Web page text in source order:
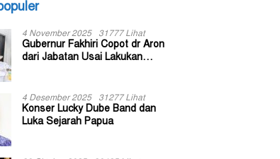
4 November 2025 31777 Lihat
Gubernur Fakhiri Copot dr Aron
dari Jabatan Usai Lakukan
4 Desember 2025 31277 Lihat
Konser Lucky Dube Band dan
Luka Sejarah Papua